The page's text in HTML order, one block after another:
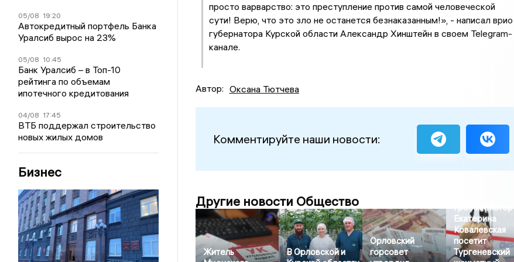
05/08 19:20
Автокредитный портфель Банка
Уралсиб вырос на 23%
05/08 10:45
Банк Уралсиб – в Топ-10
рейтинга по объемам
ипотечного кредитования
04/08 17:45
ВТБ поддержал строительство
новых жилых домов
Бизнес
просто варварство: это преступление против самой человеческой
сути! Верю, что это зло не останется безнаказанным!», - написал врио
губернатора Курской области Александр Хинштейн в своем Telegram-
канале.
Автор: Оксана Тютчева
Комментируйте наши новости:
Другие новости Общество
Житель
В Орловской и
Орловский
горсовет
Гроссмейстер
Екатерина
Ковалевская
посетит
Тургеневский